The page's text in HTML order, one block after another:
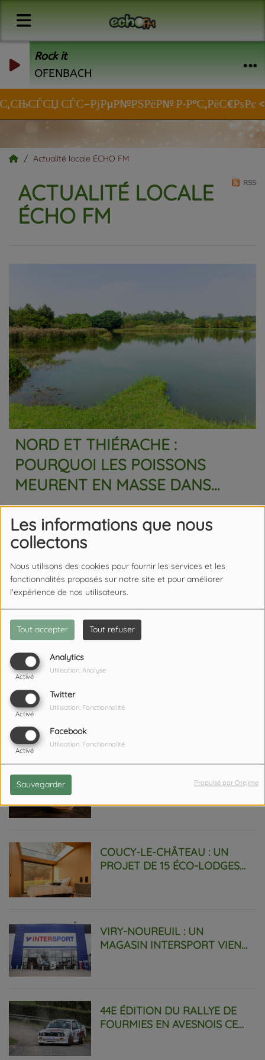
Les informations que nous
collectons
Nous utilisons des cookies pour fournir les services et les
fonctionnalités proposés sur notre site et pour améliorer
l'expérience de nos utilisateurs.
Tout accepter Tout refuser
Analytics
Activé
Utilisation: Analyse
Twitter
Activé
Utilisation: Fonctionnalité
Facebook
Activé
Utilisation: Fonctionnalité
Sauvegarder Propulsé par Orejime
Rock it
OFENBACH
СЃС–РјРµР№РЅРёР№ Р·Р°С‚РёС€РѕРє </a>
Actualité locale ÉCHO FM
ACTUALITÉ LOCALE
ÉCHO FM
RSS
NORD ET THIÉRACHE :
POURQUOI LES POISSONS
MEURENT EN MASSE DANS
PLUSIEURS COURS D’EAU ?
TRÉLON : APPEL À LA
ROBINET.
LA CAPELLE : TROIS JOURS
DE FÊTE COMMUNALE DÈS CE
SAMEDI.
DÉCÉDÉ DANS UN
COUCY-LE-CHÂTEAU : UN
PROJET DE 15 ÉCO-LODGES
VIRY-NOUREUIL : UN
MAGASIN INTERSPORT VIENT
44E ÉDITION DU RALLYE DE
FOURMIES EN AVESNOIS CE